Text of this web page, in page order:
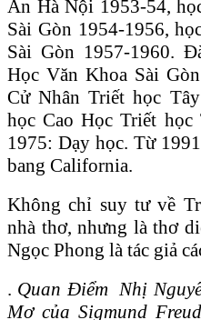
An Hà Nội 1953-54,
Sài Gòn 1954-1956,
Sài Gòn 1957-1960.
Học Văn Khoa Sài
Cử Nhân Triết học
học Cao Học Triết học
1975: Dạy học. Từ
bang California.
Không chỉ suy tư về
nhà thơ, nhưng là thơ
Ngọc Phong là tác giả
. Quan Điểm Nhị
Mơ của Sigmund Freud